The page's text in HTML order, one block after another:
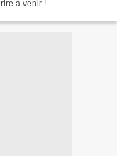
à venir ! .